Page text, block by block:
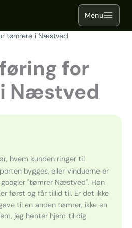
tømrere i Næstved
for
Næstved
hvem kunden ringer til
bygges, eller vinduerne er
"tømrer Næstved". Han
først og får tillid til. Er det ikke
til en anden tømrer, ikke en
jeg henter hjem til dig.